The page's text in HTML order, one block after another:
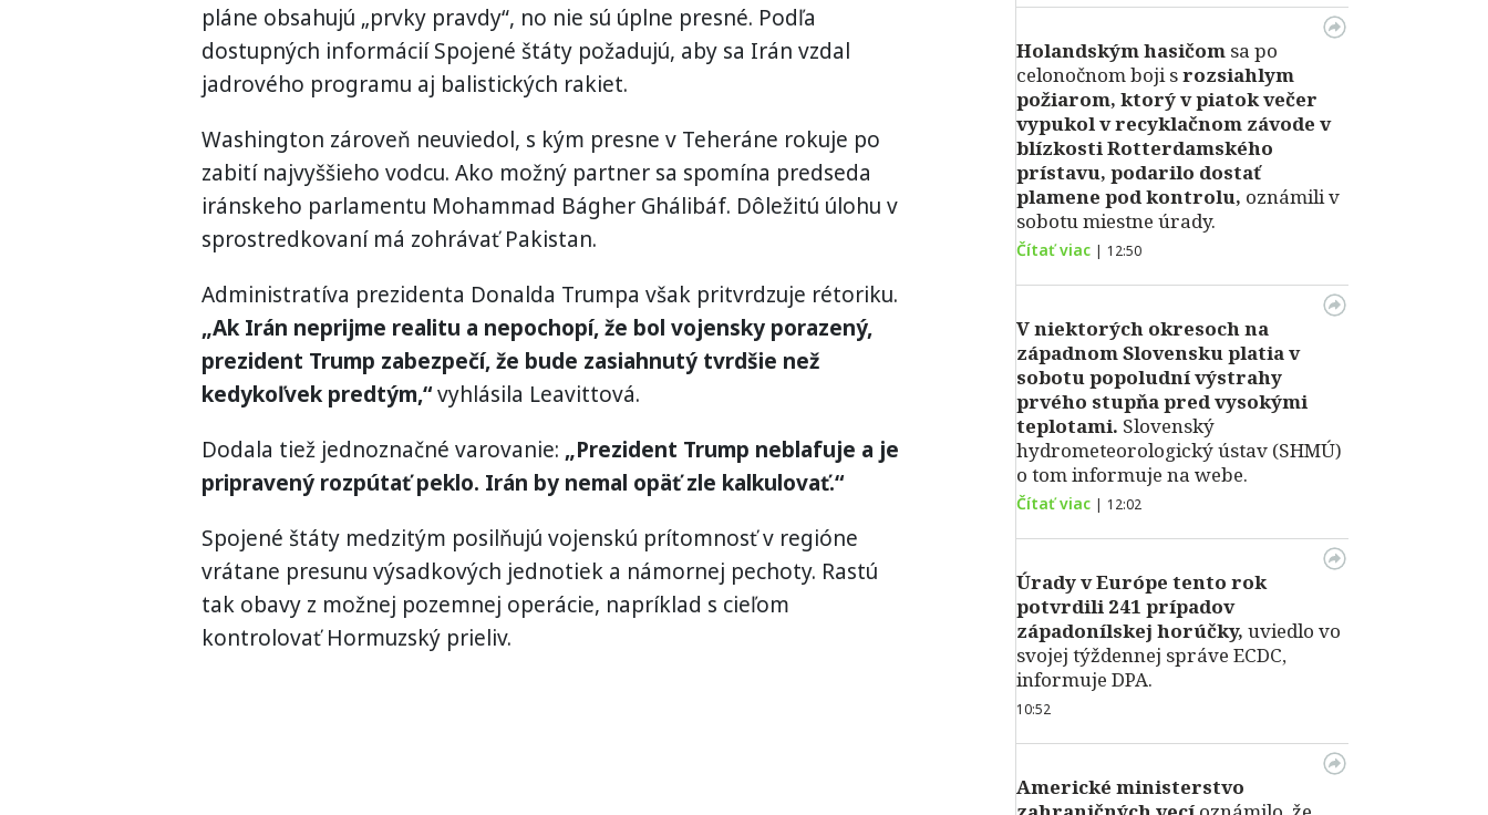
pláne obsahujú „prvky pravdy“, no nie sú úplne presné. Podľa
dostupných informácií Spojené štáty požadujú, aby sa Irán vzdal
jadrového programu aj balistických rakiet.
Washington zároveň neuviedol, s kým presne v Teheráne rokuje po
zabití najvyššieho vodcu. Ako možný partner sa spomína predseda
iránskeho parlamentu Mohammad Bágher Ghálibáf. Dôležitú úlohu v
sprostredkovaní má zohrávať Pakistan.
Administratíva prezidenta Donalda Trumpa však pritvrdzuje rétoriku.
„Ak Irán neprijme realitu a nepochopí, že bol vojensky porazený,
prezident Trump zabezpečí, že bude zasiahnutý tvrdšie než
kedykoľvek predtým,“vyhlásila Leavittová.
Dodala tiež jednoznačné varovanie: „Prezident Trump neblafuje a je
pripravený rozpútať peklo. Irán by nemal opäť zle kalkulovať.“
Spojené štáty medzitým posilňujú vojenskú prítomnosť v regióne
vrátane presunu výsadkových jednotiek a námornej pechoty. Rastú
tak obavy z možnej pozemnej operácie, napríklad s cieľom
kontrolovať Hormuzský prieliv.
Holandským hasičom sa po
celonočnom boji srozsiahlym
požiarom, ktorý v piatok večer
vypukol v recyklačnom závode v
blízkosti Rotterdamského
prístavu, podarilo dostať
plamene pod kontrolu, oznámili v
sobotu miestne úrady.
Čítať viac | 12:50
V niektorých okresoch na
západnom Slovensku platia v
sobotu popoludní výstrahy
prvého stupňa pred vysokými
teplotami. Slovenský
hydrometeorologický ústav (SHMÚ)
o tom informuje na webe.
Čítať viac | 12:02
Úrady v Európe tento rok
potvrdili 241 prípadov
západonílskej horúčky, uviedlo vo
svojej týždennej správe ECDC,
informuje DPA.
10:52
Americké ministerstvo